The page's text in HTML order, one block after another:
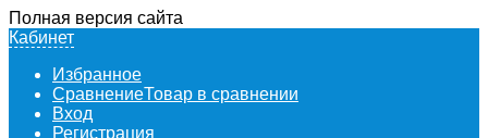
Полная версия сайта
Кабинет
Избранное
СравнениеТовар в сравнении
Вход
Регистрация